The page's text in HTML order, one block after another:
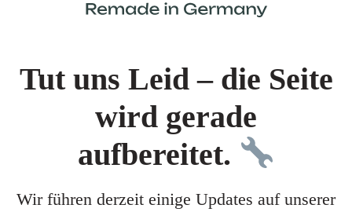
Tut uns Leid – die Seite
wird gerade
aufbereitet.
Wir führen derzeit einige Updates auf unserer